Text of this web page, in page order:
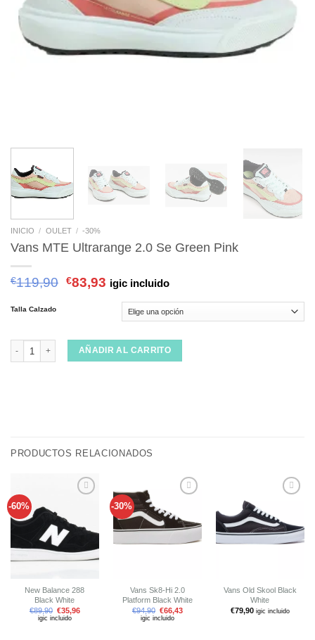
INICIO / OULET / -30%
Vans MTE Ultrarange 2.0 Se Green Pink
€119,90 €83,93 igic incluido
Talla Calzado
Vans MTE Ultrarange 2.0 Se Green Pink cantidad
AÑADIR AL CARRITO
PRODUCTOS RELACIONADOS
-60%
lista de
deseos
New Balance 288
Black White
€89,90 €35,96
igic incluido
-30%
a tu
lista de
deseos
Vans Sk8-Hi 2.0
Platform Black White
€94,90 €66,43
igic incluido
lista de
deseos
Vans Old Skool Black
White
€79,90 igic incluido